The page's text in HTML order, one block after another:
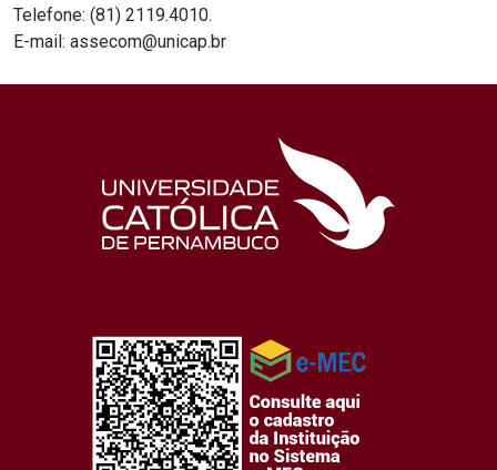
Telefone: (81) 2119.4010.
E-mail: assecom@unicap.br